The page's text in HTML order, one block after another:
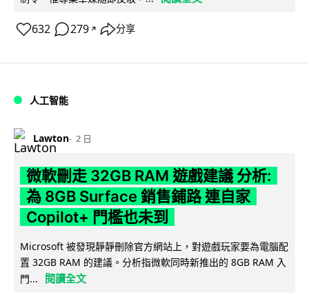
632 279 ↗ 分享
人工智能
Lawton 2 日
微軟刪走 32GB RAM 遊戲建議 分析:
為 8GB Surface 銷售鋪路 連自家
Copilot+ 門檻也未到
Microsoft 被發現靜靜刪除官方網站上，對遊戲玩家要為電腦配
置 32GB RAM 的建議。分析指微軟同時新推出的 8GB RAM 入
門...
閱讀全文